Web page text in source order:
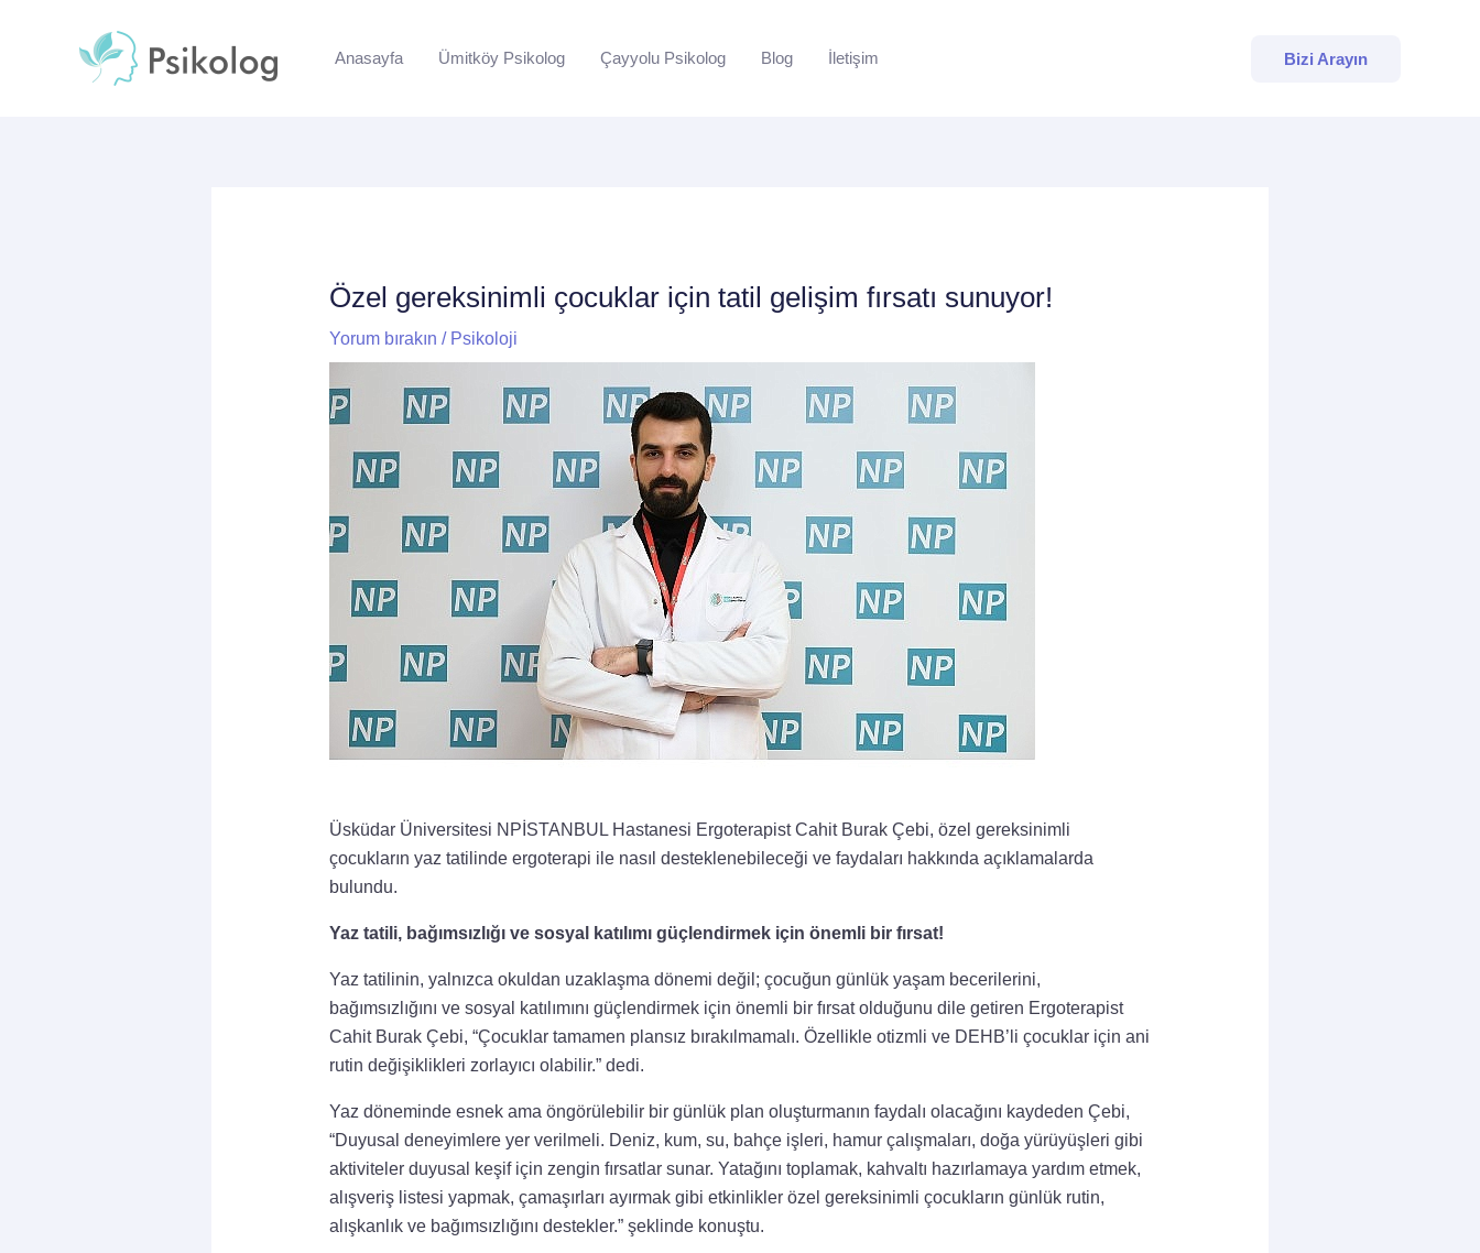
Anasayfa
Ümitköy Psikolog Çayyolu Psikolog Blog İletişim Bizi Arayın
Özel gereksinimli çocuklar için tatil gelişim fırsatı sunuyor!
Yorum bırakın / Psikoloji
Üsküdar Üniversitesi NPİSTANBUL Hastanesi Ergoterapist Cahit Burak Çebi, özel gereksinimli
çocukların yaz tatilinde ergoterapi ile nasıl desteklenebileceği ve faydaları hakkında açıklamalarda
bulundu.
Yaz tatili, bağımsızlığı ve sosyal katılımı güçlendirmek için önemli bir fırsat!
Yaz tatilinin, yalnızca okuldan uzaklaşma dönemi değil; çocuğun günlük yaşam becerilerini,
bağımsızlığını ve sosyal katılımını güçlendirmek için önemli bir fırsat olduğunu dile getiren Ergoterapist
Cahit Burak Çebi, “Çocuklar tamamen plansız bırakılmamalı. Özellikle otizmli ve DEHB’li çocuklar için ani
rutin değişiklikleri zorlayıcı olabilir.” dedi.
Yaz döneminde esnek ama öngörülebilir bir günlük plan oluşturmanın faydalı olacağını kaydeden Çebi,
“Duyusal deneyimlere yer verilmeli. Deniz, kum, su, bahçe işleri, hamur çalışmaları, doğa yürüyüşleri gibi
aktiviteler duyusal keşif için zengin fırsatlar sunar. Yatağını toplamak, kahvaltı hazırlamaya yardım etmek,
alışveriş listesi yapmak, çamaşırları ayırmak gibi etkinlikler özel gereksinimli çocukların günlük rutin,
alışkanlık ve bağımsızlığını destekler.” şeklinde konuştu.
dolaşımı